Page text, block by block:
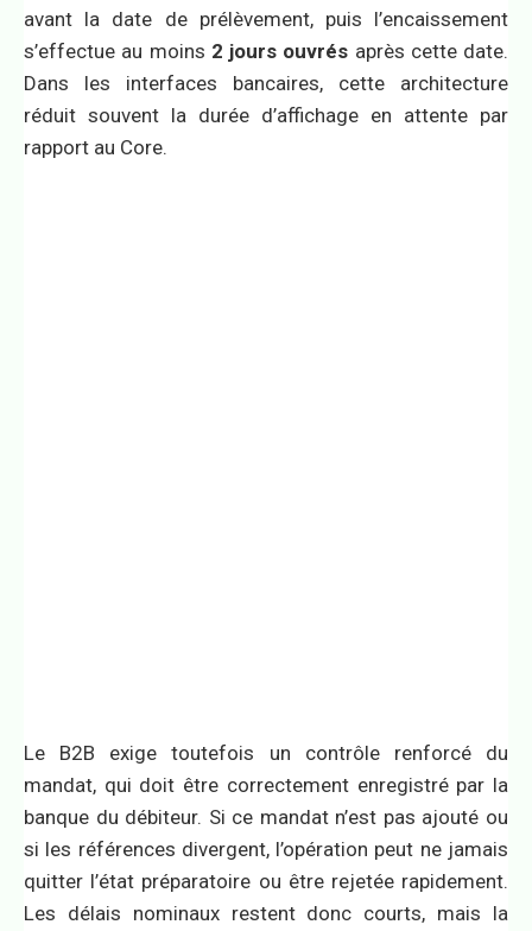
avant la date de prélèvement, puis l’encaissement
s’effectue au moins 2 jours ouvrés après cette date.
Dans les interfaces bancaires, cette architecture
réduit souvent la durée d’affichage en attente par
rapport au Core.
Le B2B exige toutefois un contrôle renforcé du
mandat, qui doit être correctement enregistré par la
banque du débiteur. Si ce mandat n’est pas ajouté ou
si les références divergent, l’opération peut ne jamais
quitter l’état préparatoire ou être rejetée rapidement.
Les délais nominaux restent donc courts, mais la